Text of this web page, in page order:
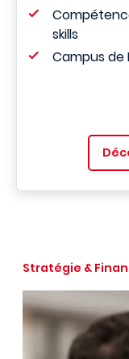
skills
Campus de
Stratégie &